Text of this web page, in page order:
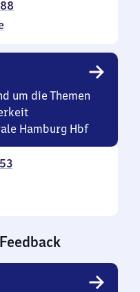
um die Themen
Hamburg Hbf